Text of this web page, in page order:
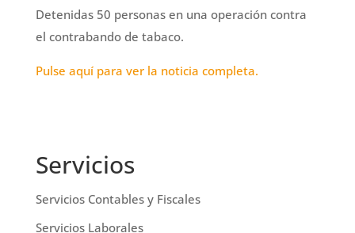
Detenidas 50 personas en una operación contra
el contrabando de tabaco.
Pulse aquí para ver la noticia completa.
Servicios
Servicios Contables y Fiscales
Servicios Laborales